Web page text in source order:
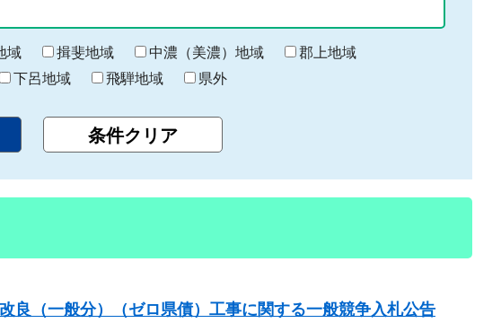
域 揖斐地域 中濃（美濃）地域
郡上地域
下呂地域 飛騨地域 県外
（一般分）（ゼロ県債）工事に関する一般競争入札公告